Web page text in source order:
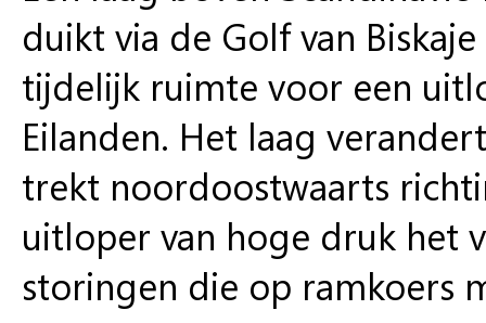
duikt via de Golf van
tijdelijk ruimte voor een
Eilanden. Het laag
trekt noordoostwaarts
uitloper van hoge druk het
storingen die op ramkoers